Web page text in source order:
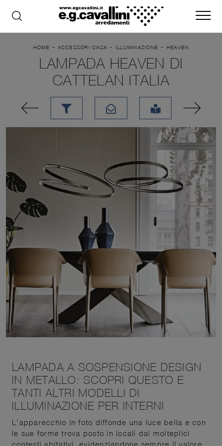
HOME - ACCESSORI CASA - ILLUMINAZIONE - HEAVEN
LAMPADA HEAVEN DI
CATTELAN ITALIA
LAMPADA A SOSPENSIONE DESIGN
IN METALLO: SCOPRI QUESTO E
TANTI ALTRI MODELLI DI
ILLUMINAZIONE PER INTERNI
L'apparecchio in foto diffonde una luce bella e con
le sue forme trova posto in locali dai molteplici
contesti abitativi, evidenziandone sempre il valore